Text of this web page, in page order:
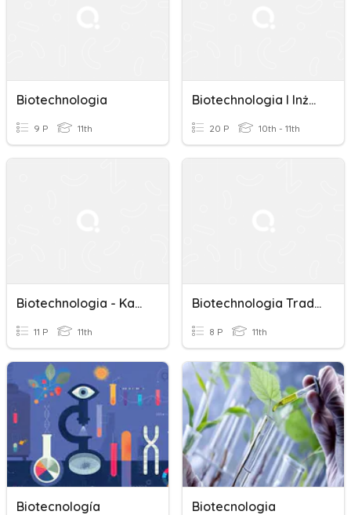
Biotechnologia
9 P 11th
Biotechnologia I Inżynieria Genetyczna
20 P 10th - 11th
Biotechnologia - Kartkówka
11 P 11th
Biotechnologia Tradycyjna
8 P 11th
Biotecnología Biotecnologia